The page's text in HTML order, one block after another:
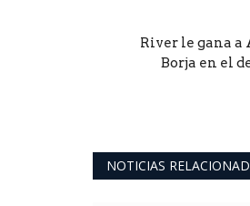
River le gana a
Borja en el
NOTICIAS